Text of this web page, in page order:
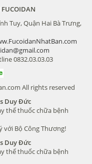
Tuy, Quận Hai Bà Trưng,
0832.03.03.03
All rights reserved
Duy Đức
thế thuốc chữa bệnh
với Bộ Công Thương!
Duy Đức
thế thuốc chữa bệnh